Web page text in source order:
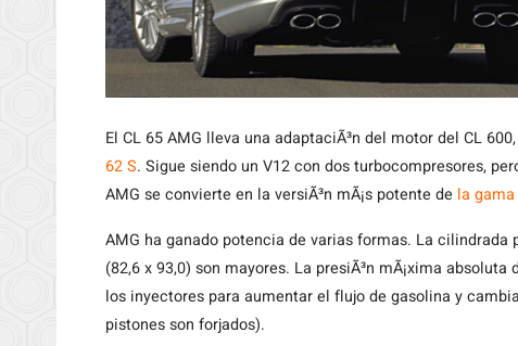
El CL 65 AMG lleva una adaptaciÃ³n del motor del CL
62 S. Sigue siendo un V12 con dos turbocompresores,
AMG se convierte en la versiÃ³n mÃ¡s potente de la gama
AMG ha ganado potencia de varias formas. La cilindrada
(82,6 x 93,0) son mayores. La presiÃ³n mÃ¡xima
los inyectores para aumentar el flujo de gasolina y
pistones son forjados).